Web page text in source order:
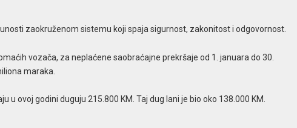
zaokruženom sistemu koji spaja sigurnost, zakonitost i odgovornost.
vozača, za neplaćene saobraćajne prekršaje od 1. januara do 30.
maraka.
u ovoj godini duguju 215.800 KM. Taj dug lani je bio oko 138.000 KM.